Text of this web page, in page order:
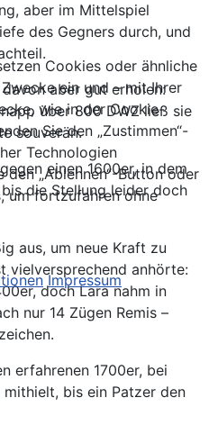
aber im Mittelspiel
des Gegners durch, und
aber gut erholen:
über 800 DWZ ließ sie
souverän.
einen 1600er, in dem
die Stellung leider doch
aus, um neue Kraft zu
vielversprechend anhörte:
doch Lara nahm in
nur 14 Zügen Remis –
erfahrenen 1700er, bei
bis ein Patzer den
Cookies oder ähnliche
ein und – mit Ihrer
wie in der Cookie-
Sie den „Zustimmen“-
Technologien
den „Ablehnen“-Button oder
um fortzufahren ohne
Impressum